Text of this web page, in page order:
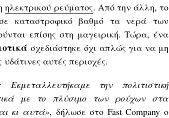
ηλεκτρικού ρεύματος. Από την άλλη, το
καταστροφικό βαθμό τα νερά των
επίσης στη μαγειρική. Τώρα, ένα
σχεδιάστηκε όχι απλώς για να μη
αυτές περιοχές.
την πολιτιστική
με το πλύσιμο των ρούχων στα
κι αυτά», δήλωσε στο Fast Company o